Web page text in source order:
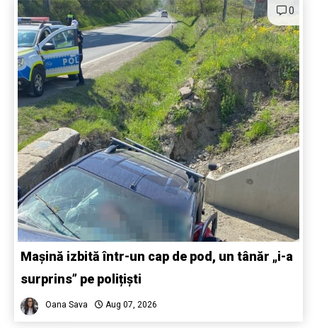
0
Mașină izbită într-un cap de pod, un tânăr „i-a
surprins” pe polițiști
Oana Sava Aug 07, 2026